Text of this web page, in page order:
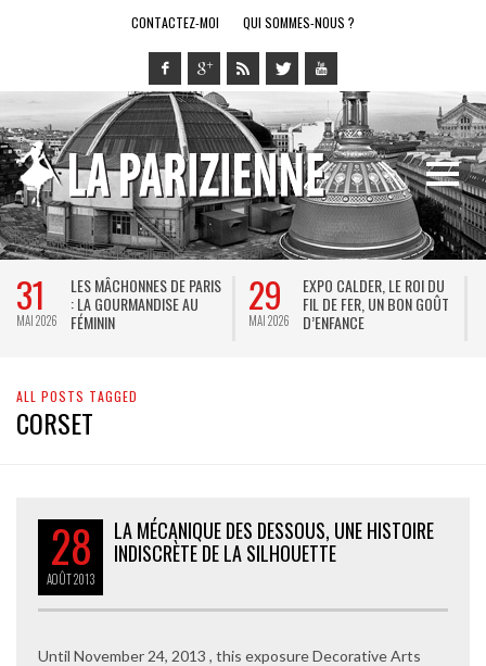
CONTACTEZ-MOI QUI SOMMES-NOUS ?
31
MAI 2026
LES MÂCHONNES DE PARIS
: LA GOURMANDISE AU
FÉMININ
29
MAI 2026
EXPO CALDER, LE ROI DU
FIL DE FER, UN BON GOÛT
D’ENFANCE
ALL POSTS TAGGED
CORSET
28
AOÛT2013
LA MÉCANIQUE DES DESSOUS, UNE HISTOIRE
INDISCRÈTE DE LA SILHOUETTE
Until November 24, 2013 , this exposure Decorative Arts